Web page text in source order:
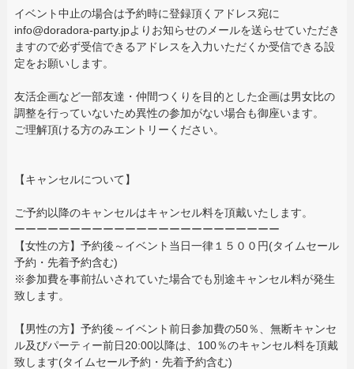
イベント中止の場合は予約時に登録頂くアドレス宛に
info@doradora-party.jpよりお知らせのメールを送らせていただき
ますので必ず受信できるアドレスを入力いただくか受信できる設
定をお願いします。
友活企画など一部友達・仲間つくりを目的とした企画は男女比の
調整を行っていないため異性の参加がない場合も御座います。
ご理解頂ける方のみエントリーください。
【キャンセルについて】
ご予約以降のキャンセルはキャンセル料を頂戴いたします。
ーーーーーーーーーーーーーーーーーーーーーーーー
【女性の方】予約後～イベント当日一律１５００円(タイムセール
予約・先着予約含む)
※参加費を事前払いされていた場合でも別途キャンセル料が発生
致します。
【男性の方】予約後～イベント前日参加費の50％、無断キャンセ
ル及びパーティー前日20:00以降は、100％のキャンセル料を頂戴
致します(タイムセール予約・先着予約含む)